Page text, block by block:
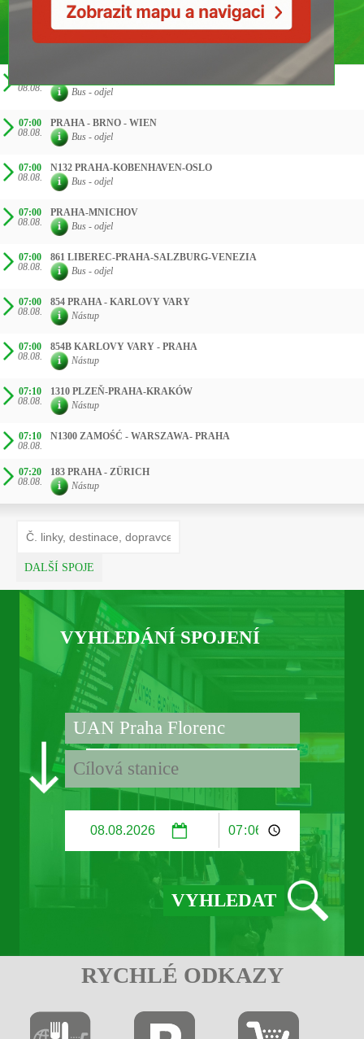
08.08.
260/N260 BUDAPEST-GYÖR--PRAHA-BERLIN
Bus - odjel
07:00
08.08.
PRAHA - BRNO - WIEN
Bus - odjel
07:00
08.08.
N132 PRAHA-KOBENHAVEN-OSLO
Bus - odjel
07:00
08.08.
PRAHA-MNICHOV
Bus - odjel
07:00
08.08.
861 LIBEREC-PRAHA-SALZBURG-VENEZIA
Bus - odjel
07:00
08.08.
854 PRAHA - KARLOVY VARY
Nástup
07:00
08.08.
854B KARLOVY VARY - PRAHA
Nástup
07:10
08.08.
1310 PLZEŇ-PRAHA-KRAKÓW
Nástup
07:10
08.08.
N1300 ZAMOŚĆ - WARSZAWA- PRAHA
07:20
08.08.
183 PRAHA - ZÜRICH
Nástup
DALŠÍ SPOJE
VYHLEDÁNÍ SPOJENÍ
RYCHLÉ ODKAZY